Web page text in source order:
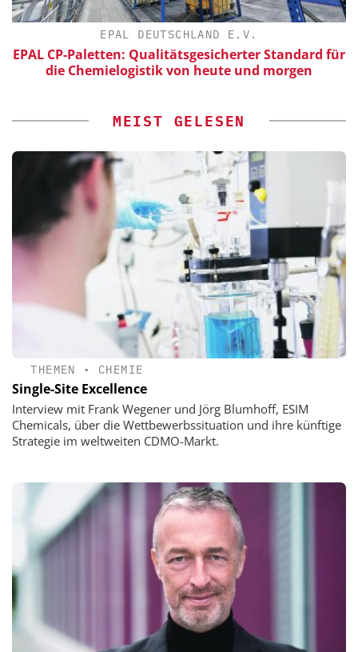
EPAL DEUTSCHLAND E.V.
EPAL CP-Paletten: Qualitätsgesicherter Standard für
die Chemielogistik von heute und morgen
MEIST GELESEN
THEMEN • CHEMIE
Single-Site Excellence
Interview mit Frank Wegener und Jörg Blumhoff, ESIM
Chemicals, über die Wettbewerbssituation und ihre künftige
Strategie im weltweiten CDMO-Markt.